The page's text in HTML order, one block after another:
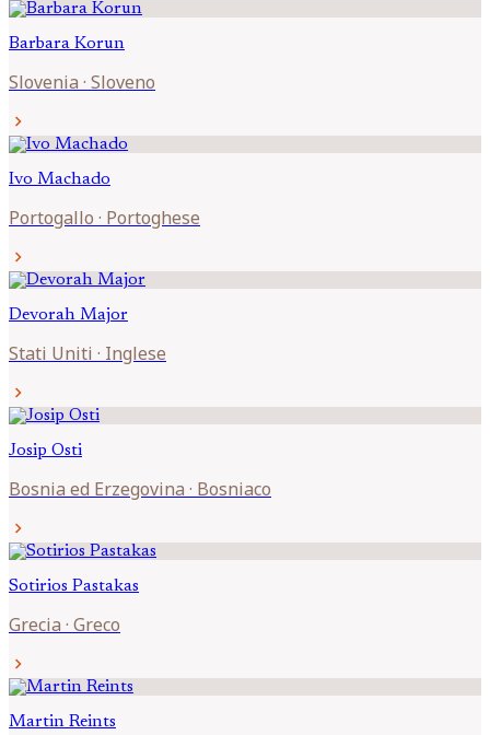
Barbara Korun
Slovenia · Sloveno
chevron_right
Ivo Machado
Portogallo · Portoghese
chevron_right
Devorah Major
Stati Uniti · Inglese
chevron_right
Josip Osti
Bosnia ed Erzegovina · Bosniaco
chevron_right
Sotirios Pastakas
Grecia · Greco
chevron_right
Martin Reints